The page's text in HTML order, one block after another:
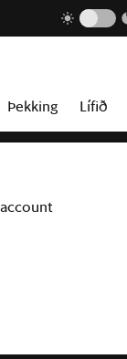
Þekking Lífið